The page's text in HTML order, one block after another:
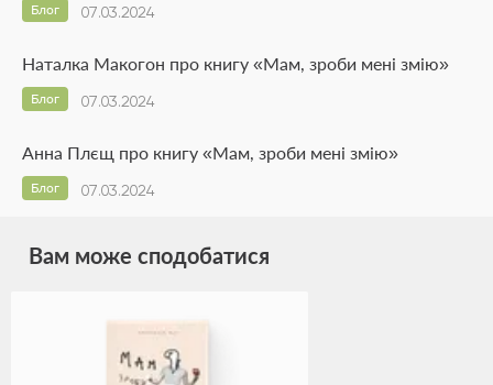
07.03.2024
Блог
Наталка Макогон про книгу «Мам, зроби мені змію»
07.03.2024
Блог
Анна Плєщ про книгу «Мам, зроби мені змію»
07.03.2024
Блог
Вам може сподобатися